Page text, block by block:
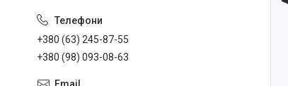
+380 (63) 245-87-55
+380 (98) 093-08-63